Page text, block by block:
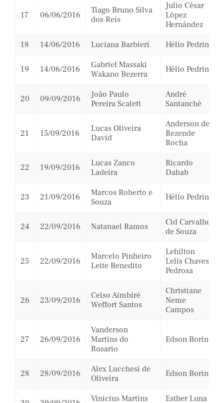
17 06/06/2016
Tiago Bruno Silva
dos Reis
Julio César
López
Hernández
18
14/06/2016 Luciana Barbieri Hélio Pedrini
19 14/06/2016
Gabriel Massaki
Wakano Bezerra
Hélio Pedrini
20 09/09/2016
João Paulo
Pereira Scalett
André
Santanchè
21 15/09/2016
Lucas Oliveira
David
Anderson de
Rezende
Rocha
22 19/09/2016
Lucas Zanco
Ladeira
Ricardo
Dahab
23 21/09/2016
Marcos Roberto e
Souza
Hélio Pedrini
24 22/09/2016 Natanael Ramos
Cid Carvalho
de Souza
25 22/09/2016
Marcelo Pinheiro
Leite Benedito
Lehilton
Lelis Chaves
Pedrosa
26 23/09/2016
Celso Aimbiré
Weffort Santos
Christiane
Neme
Campos
27 26/09/2016
Vanderson
Martins do
Rosario
Edson Borin
28 28/09/2016
Alex Lucchesi de
Oliveira
Edson Borin
Vinicius Martins Esther Luna